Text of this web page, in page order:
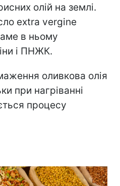
олій на землі.
extra vergine
в ньому
і ПНЖК.
оливкова олія
при нагріванні
процесу